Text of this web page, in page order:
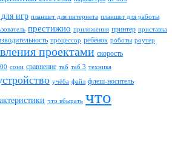
игр планшет для интернета планшет для работы
престижио приложения принтер приставка
процессор ребёнок роботы роутер
проектами скорость
сони сравнение таб таб 3 техника
учёба файл флеш-носитель
что вбырать что